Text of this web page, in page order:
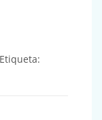
Etiqueta: